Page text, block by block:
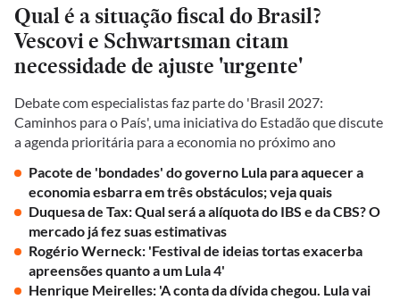
Qual é a situação fiscal do Brasil?
Vescovi e Schwartsman citam
necessidade de ajuste 'urgente'
Debate com especialistas faz parte do 'Brasil 2027:
Caminhos para o País', uma iniciativa do Estadão que discute
a agenda prioritária para a economia no próximo ano
Pacote de 'bondades' do governo Lula para aquecer a
economia esbarra em três obstáculos; veja quais
Duquesa de Tax: Qual será a alíquota do IBS e da CBS? O
mercado já fez suas estimativas
Rogério Werneck: 'Festival de ideias tortas exacerba
apreensões quanto a um Lula 4'
Henrique Meirelles: 'A conta da dívida chegou. Lula vai